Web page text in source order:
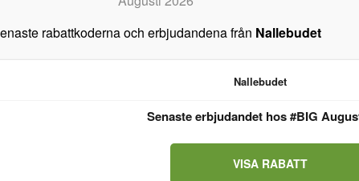
rabattkoderna och erbjudandena från Nallebudet
Nallebudet
Senaste erbjudandet hos #BIG
VISA RABATT